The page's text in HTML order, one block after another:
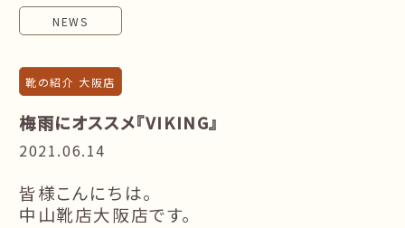
NEWS
靴の紹介 大阪店
梅雨にオススメ『VIKING』
2021.06.14
皆様こんにちは。
中山靴店大阪店です。